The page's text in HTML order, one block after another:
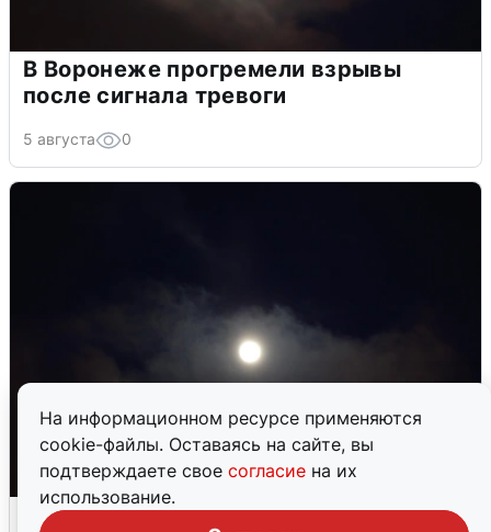
На информационном ресурсе применяются
cookie-файлы. Оставаясь на сайте, вы
подтверждаете свое согласие на их
использование.
В Воронеже прогремели взрывы
после сигнала тревоги
5 августа 0
Взрывы в Воронеже после сигнала